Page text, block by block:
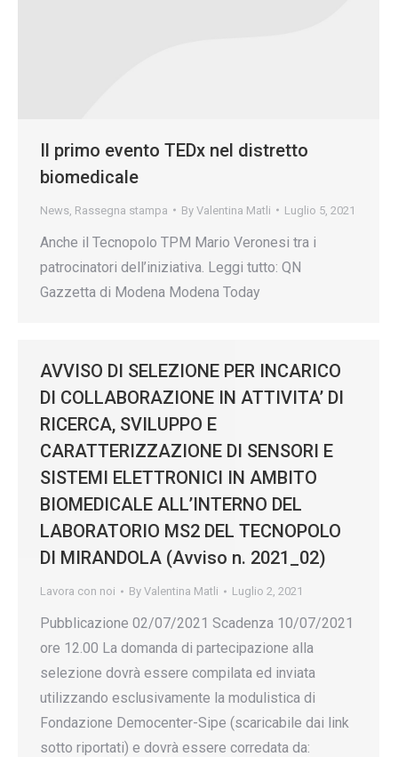
Il primo evento TEDx nel distretto
biomedicale
News Rassegna stampa By Valentina Matli Luglio 5, 2021
Anche il Tecnopolo TPM Mario Veronesi tra i
patrocinatori dell’iniziativa. Leggi tutto: QN
Gazzetta di Modena Modena Today
AVVISO DI SELEZIONE PER INCARICO
DI COLLABORAZIONE IN ATTIVITA’ DI
RICERCA, SVILUPPO E
CARATTERIZZAZIONE DI SENSORI E
SISTEMI ELETTRONICI IN AMBITO
BIOMEDICALE ALL’INTERNO DEL
LABORATORIO MS2 DEL TECNOPOLO
DI MIRANDOLA (Avviso n. 2021_02)
Lavora con noi By Valentina Matli Luglio 2, 2021
Pubblicazione 02/07/2021 Scadenza 10/07/2021
ore 12.00 La domanda di partecipazione alla
selezione dovrà essere compilata ed inviata
utilizzando esclusivamente la modulistica di
Fondazione Democenter-Sipe (scaricabile dai link
sotto riportati) e dovrà essere corredata da: